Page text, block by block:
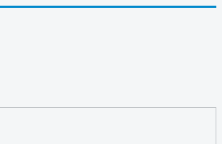
так и мне об Е, мне месяц